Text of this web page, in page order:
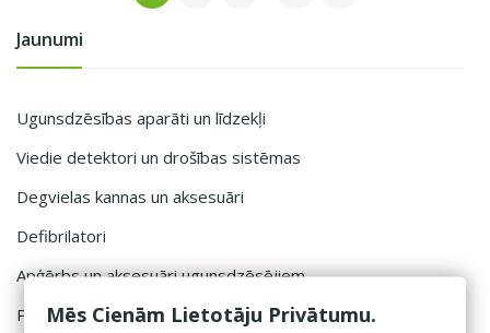
Jaunumi
Ugunsdzēsības aparāti un līdzekļi
Viedie detektori un drošības sistēmas
Degvielas kannas un aksesuāri
Defibrilatori
Apģērbs un aksesuāri ugunsdzēsējiem
Profesionāls aprīkojums ugunsdzēsējiem
Mēs Cienām Lietotāju Privātumu.